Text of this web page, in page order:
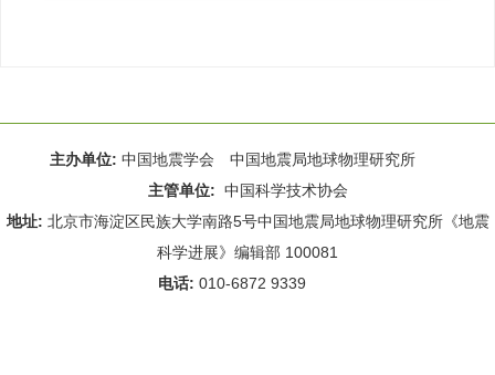
主办单位: 中国地震学会 中国地震局地球物理研究所
主管单位: 中国科学技术协会
地址: 北京市海淀区民族大学南路5号中国地震局地球物理研究所《地震
科学进展》编辑部 100081
电话: 010-6872 9339